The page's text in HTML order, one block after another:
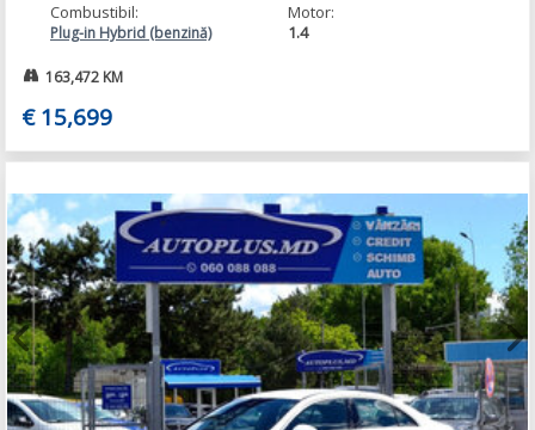
Combustibil:
Plug-in Hybrid (benzină)
Motor:
1.4
163,472 KM
€ 15,699